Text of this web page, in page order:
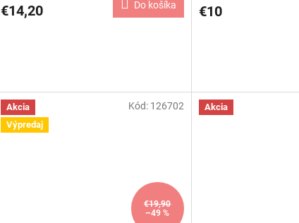
€14,20 Do košíka €10
Akcia
Výpredaj
€19,90
–49 %
Kód: 126702 Akcia